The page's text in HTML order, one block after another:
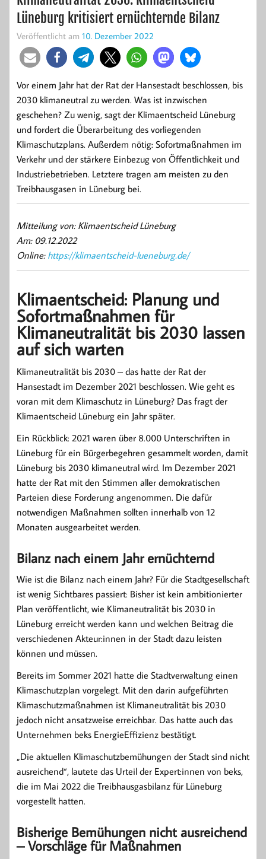
Lüneburg kritisiert ernüchternde Bilanz
Veröffentlicht am 10. Dezember 2022
Vor einem Jahr hat der Rat der Hansestadt beschlossen, bis
2030 klimaneutral zu werden. Was ist inzwischen
geschehen? Zu wenig, sagt der Klimaentscheid Lüneburg
und fordert die Überarbeitung des vorliegenden
Klimaschutzplans. Außerdem nötig: Sofortmaßnahmen im
Verkehr und der stärkere Einbezug von Öffentlichkeit und
Industriebetrieben. Letztere tragen am meisten zu den
Treibhausgasen in Lüneburg bei.
Mitteilung von: Klimaentscheid Lüneburg
Am: 09.12.2022
Online: https://klimaentscheid-lueneburg.de/
Klimaentscheid: Planung und
Sofortmaßnahmen für
Klimaneutralität bis 2030 lassen
auf sich warten
Klimaneutralität bis 2030 – das hatte der Rat der
Hansestadt im Dezember 2021 beschlossen. Wie geht es
voran mit dem Klimaschutz in Lüneburg? Das fragt der
Klimaentscheid Lüneburg ein Jahr später.
Ein Rückblick: 2021 waren über 8.000 Unterschriften in
Lüneburg für ein Bürgerbegehren gesammelt worden, damit
Lüneburg bis 2030 klimaneutral wird. Im Dezember 2021
hatte der Rat mit den Stimmen aller demokratischen
Parteien diese Forderung angenommen. Die dafür
notwendigen Maßnahmen sollten innerhalb von 12
Monaten ausgearbeitet werden.
Bilanz nach einem Jahr ernüchternd
Wie ist die Bilanz nach einem Jahr? Für die Stadtgesellschaft
ist wenig Sichtbares passiert: Bisher ist kein ambitionierter
Plan veröffentlicht, wie Klimaneutralität bis 2030 in
Lüneburg erreicht werden kann und welchen Beitrag die
verschiedenen Akteur:innen in der Stadt dazu leisten
können und müssen.
Bereits im Sommer 2021 hatte die Stadtverwaltung einen
Klimaschutzplan vorgelegt. Mit den darin aufgeführten
Klimaschutzmaßnahmen ist Klimaneutralität bis 2030
jedoch nicht ansatzweise erreichbar. Das hatte auch das
Unternehmen beks EnergieEffizienz bestätigt.
„Die aktuellen Klimaschutzbemühungen der Stadt sind nicht
ausreichend“, lautete das Urteil der Expert:innen von beks,
die im Mai 2022 die Treibhausgasbilanz für Lüneburg
vorgestellt hatten.
Bisherige Bemühungen nicht ausreichend
– Vorschläge für Maßnahmen